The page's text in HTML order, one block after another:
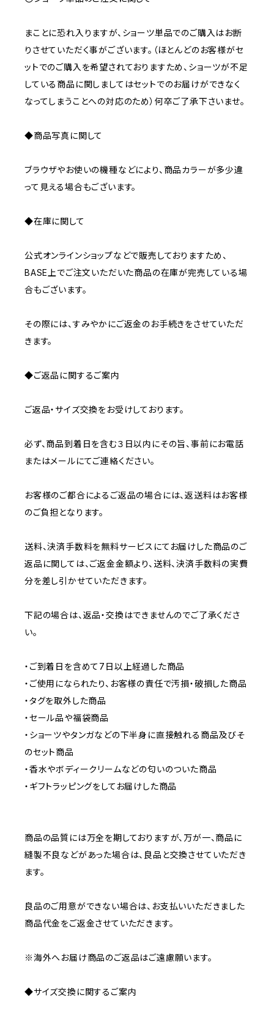
まことに恐れ入りますが、ショーツ単品でのご購入はお断
りさせていただく事がございます。（ほとんどのお客様がセ
ットでのご購入を希望されておりますため、ショーツが不足
している商品に関しましてはセットでのお届けができなく
なってしまうことへの対応のため）何卒ご了承下さいませ。
◆商品写真に関して
ブラウザやお使いの機種などにより、商品カラーが多少違
って見える場合もございます。
◆在庫に関して
公式オンラインショップなどで販売しておりますため、
BASE上でご注文いただいた商品の在庫が完売している場
合もございます。
その際には、すみやかにご返金のお手続きをさせていただ
きます。
◆ご返品に関するご案内
ご返品・サイズ交換をお受けしております。
必ず、商品到着日を含む３日以内にその旨、事前にお電話
またはメールにてご連絡ください。
お客様のご都合によるご返品の場合には、返送料はお客様
のご負担となります。
送料、決済手数料を無料サービスにてお届けした商品のご
返品に関しては、ご返金金額より、送料、決済手数料の実費
分を差し引かせていただきます。
下記の場合は、返品・交換はできませんのでご了承くださ
い。
・ご到着日を含めて7日以上経過した商品
・ご使用になられたり、お客様の責任で汚損・破損した商品
・タグを取外した商品
・セール品や福袋商品
・ショーツやタンガなどの下半身に直接触れる商品及びそ
のセット商品
・香水やボディークリームなどの匂いのついた商品
・ギフトラッピングをしてお届けした商品
商品の品質には万全を期しておりますが、万が一、商品に
縫製不良などがあった場合は、良品と交換させていただき
ます。
良品のご用意ができない場合は、お支払いいただきました
商品代金をご返金させていただきます。
※海外へお届け商品のご返品はご遠慮願います。
◆サイズ交換に関するご案内